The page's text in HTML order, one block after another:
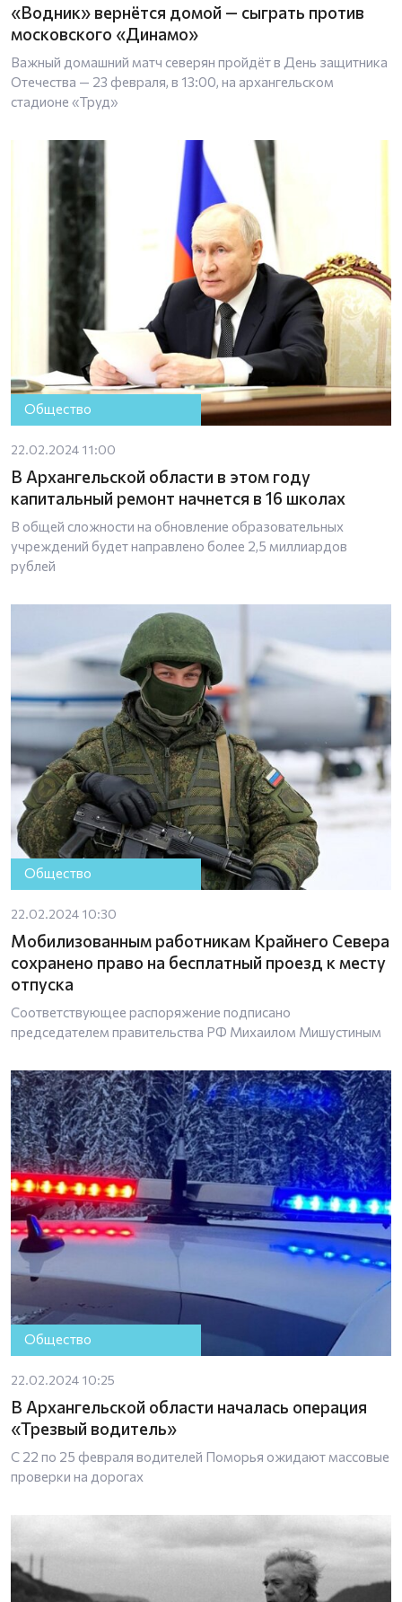
«Водник» вернётся домой — сыграть против
московского «Динамо»
Важный домашний матч северян пройдёт в День защитника
Отечества — 23 февраля, в 13:00, на архангельском
стадионе «Труд»
Общество
22.02.2024 11:00
В Архангельской области в этом году
капитальный ремонт начнется в 16 школах
В общей сложности на обновление образовательных
учреждений будет направлено более 2,5 миллиардов
рублей
Общество
22.02.2024 10:30
Мобилизованным работникам Крайнего Севера
сохранено право на бесплатный проезд к месту
отпуска
Соответствующее распоряжение подписано
председателем правительства РФ Михаилом Мишустиным
Общество
22.02.2024 10:25
В Архангельской области началась операция
«Трезвый водитель»
С 22 по 25 февраля водителей Поморья ожидают массовые
проверки на дорогах